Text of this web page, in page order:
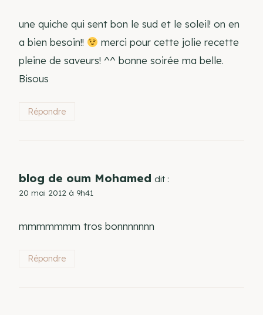
une quiche qui sent bon le sud et le soleil! on en
a bien besoin!!
merci pour cette jolie recette
pleine de saveurs! ^^ bonne soirée ma belle.
Bisous
Répondre
blog de oum Mohamed dit :
20 mai 2012 à 9h41
mmmmmmm tros bonnnnnnn
Répondre